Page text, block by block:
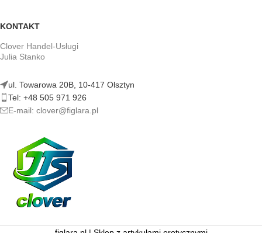
KONTAKT
Clover Handel-Usługi
Julia Stanko
ul. Towarowa 20B, 10-417 Olsztyn
Tel: +48 505 971 926
E-mail: clover@figlara.pl